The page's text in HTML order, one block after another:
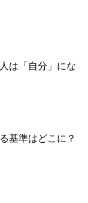
は「自分」にな
基準はどこに？